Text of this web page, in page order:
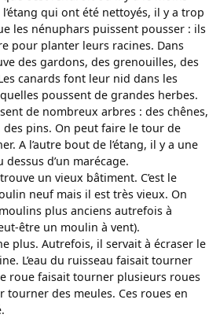
l’étang qui ont été nettoyés, il y a trop
les nénuphars puissent pousser : ils
pour planter leurs racines. Dans
des gardons, des grenouilles, des
canards font leur nid dans les
poussent de grandes herbes.
de nombreux arbres : des chênes,
des pins. On peut faire le tour de
A l’autre bout de l’étang, il y a une
d’un marécage.
un vieux bâtiment. C’est le
neuf mais il est très vieux. On
plus anciens autrefois à
être un moulin à vent).
plus. Autrefois, il servait à écraser le
L’eau du ruisseau faisait tourner
roue faisait tourner plusieurs roues
des meules. Ces roues en